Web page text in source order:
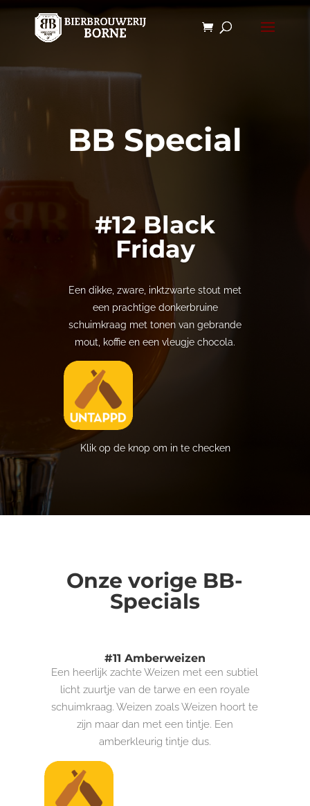
BB Special
#12 Black
Friday
Een dikke, zware, inktzwarte stout met
een prachtige donkerbruine
schuimkraag met tonen van gebrande
mout, koffie en een vleugje chocola.
Klik op de knop om in te checken
Onze vorige BB-
Specials
#11 Amberweizen
Een heerlijk zachte Weizen met een subtiel
licht zuurtje van de tarwe en een royale
schuimkraag. Weizen zoals Weizen hoort te
zijn maar dan met een tintje. Een
amberkleurig tintje dus.